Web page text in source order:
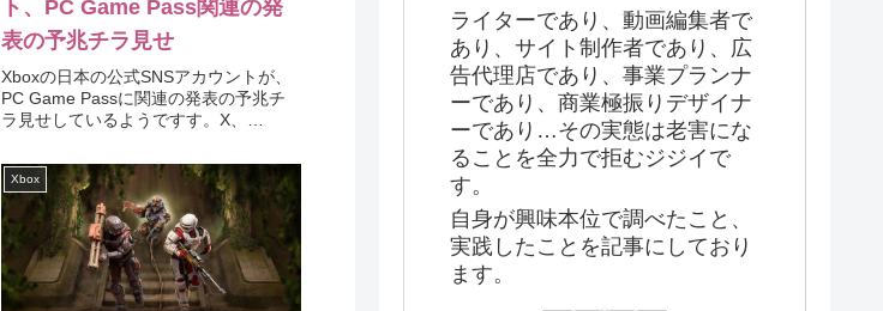
ト、PC Game Pass関連の発
表の予兆チラ見せ
Xboxの日本の公式SNSアカウントが、
PC Game Passに関連の発表の予兆チ
ラ見せしているようですす。X、
トフォームで、「Comming soon」とい
うメッセージと共にPC Gam...
Xbox
ライターであり、動画編集者で
あり、サイト制作者であり、広
告代理店であり、事業プランナ
ーであり、商業極振りデザイナ
ーであり…その実態は老害にな
ることを全力で拒むジジイで
す。
自身が興味本位で調べたこと、
実践したことを記事にしており
ます。